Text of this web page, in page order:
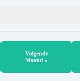
Volgende
Maand »